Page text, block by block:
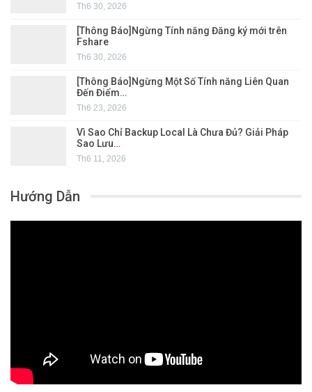
Th6 30, 2026
[Thông Báo]Ngừng Tính năng Đăng ký mới trên
Fshare
Th6 30, 2026
[Thông Báo]Ngừng Một Số Tính năng Liên Quan
Đến Điểm…
Th6 23, 2026
Vì Sao Chỉ Backup Local Là Chưa Đủ? Giải Pháp
Sao Lưu…
Th6 11, 2026
Hướng Dẫn